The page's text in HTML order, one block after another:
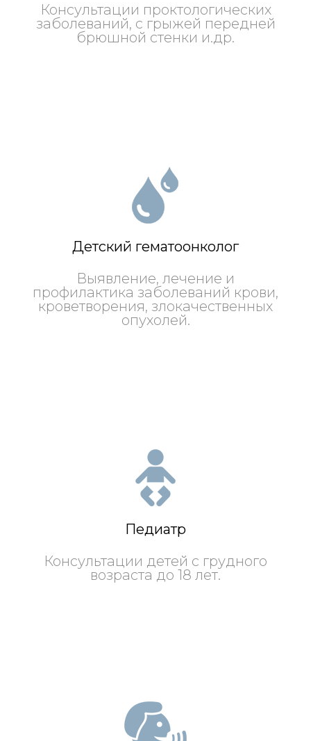
Консультации проктологических
заболеваний, с грыжей передней
брюшной стенки и.др.
Детский гематоонколог
Выявление, лечение и
профилактика заболеваний крови,
кроветворения, злокачественных
опухолей.
Педиатр
Консультации детей с грудного
возраста до 18 лет.